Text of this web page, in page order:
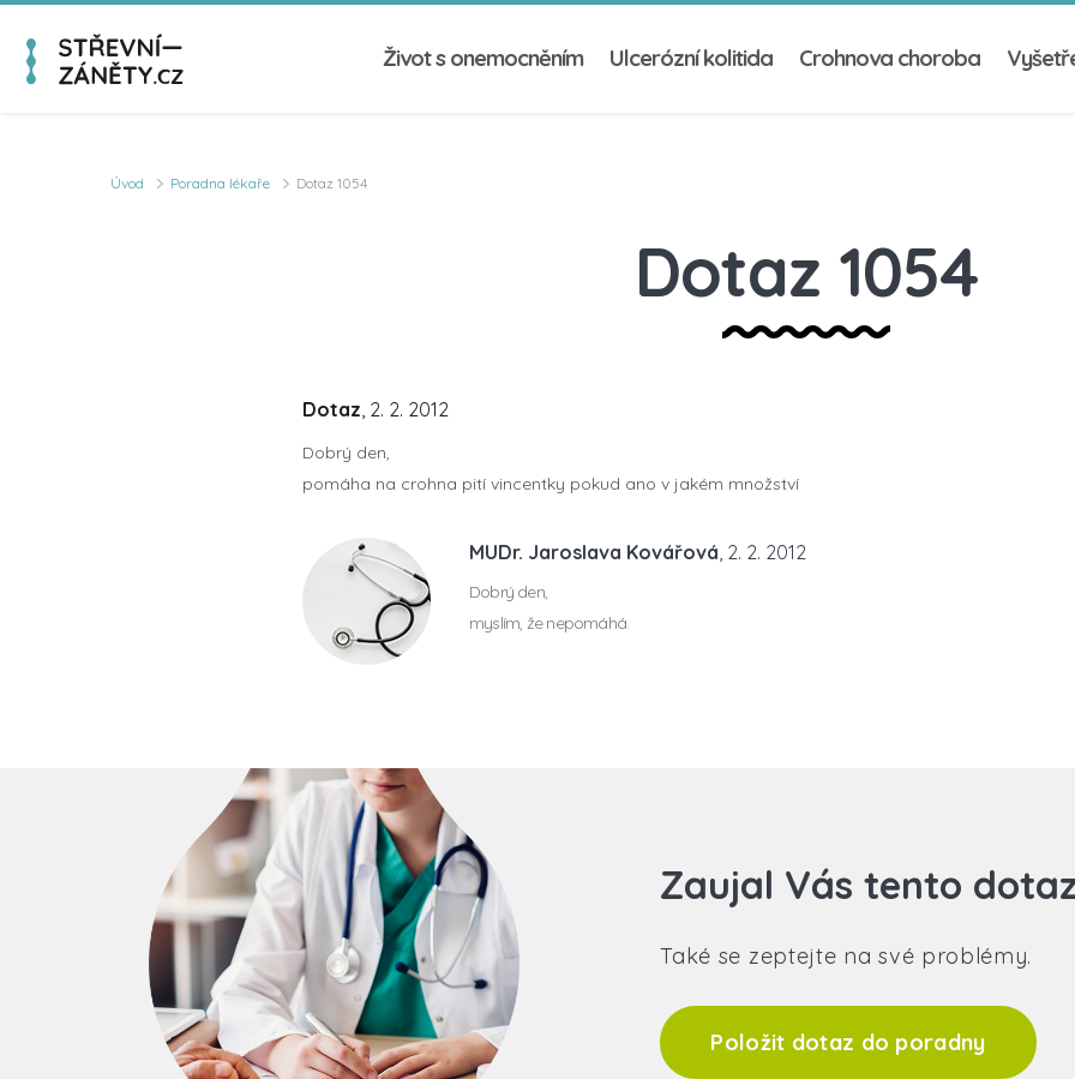
Život s onemocněním Ulcerózní kolitida Crohnova choroba
Úvod Poradna lékaře Dotaz 1054
Dotaz 1054
Dotaz, 2. 2. 2012
Dobrý den,
pomáha na crohna pití vincentky pokud ano v jakém množství
MUDr. Jaroslava Kovářová , 2. 2. 2012
Dobrý den,
myslím, že nepomáhá.
Zaujal Vás tento
Také se zeptejte na své problémy.
Položit dotaz do poradny